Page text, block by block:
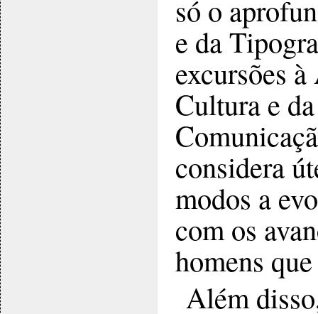
só o
e da
excursões
Cultura e
considera
modos a
com os
homens
Além